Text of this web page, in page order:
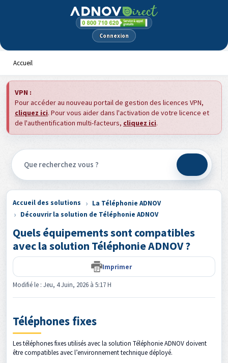
Panneau de gestion des cookies
Connexion
Accueil
VPN :
Pour accéder au nouveau portail de gestion des licences VPN,
cliquez ici. Pour vous aider dans l'activation de votre licence et
de l'authentification multi-facteurs, cliquez ici.
Accueil des solutions
La Téléphonie ADNOV
Découvrir la solution de Téléphonie ADNOV
Quels équipements sont compatibles
avec la solution Téléphonie ADNOV ?
Imprimer
Modifié le : Jeu, 4 Juin, 2026 à 5:17 H
Téléphones fixes
Les téléphones fixes utilisés avec la solution Téléphonie ADNOV doivent
être compatibles avec l’environnement technique déployé.